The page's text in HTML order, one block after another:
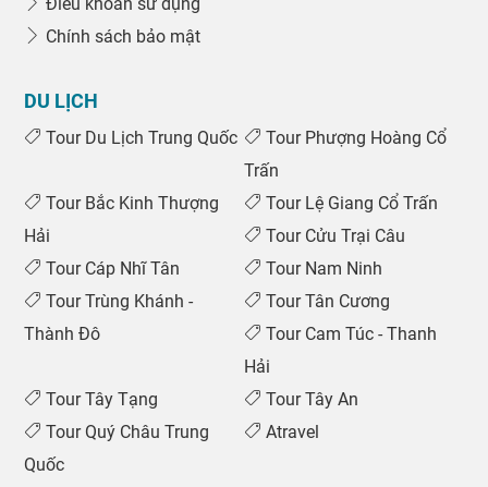
Chính sách bảo mật
DU LỊCH
Tour Du Lịch Trung Quốc
Tour Phượng Hoàng Cổ
Trấn
Tour Bắc Kinh Thượng
Hải
Tour Lệ Giang Cổ Trấn
Tour Cửu Trại Câu
Tour Cáp Nhĩ Tân
Tour Nam Ninh
Tour Trùng Khánh -
Thành Đô
Tour Tân Cương
Tour Cam Túc - Thanh
Hải
Tour Tây Tạng
Tour Tây An
Tour Quý Châu Trung
Quốc
Atravel